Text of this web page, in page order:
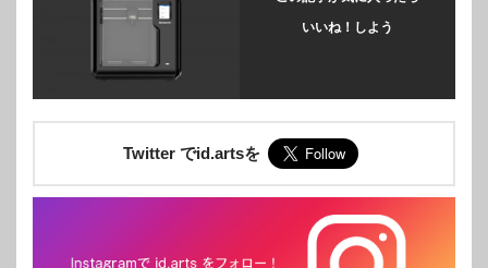
いいね！しよう
Twitter でid.artsを